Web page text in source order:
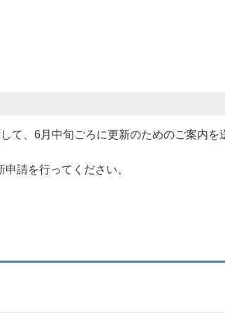
て、6月中旬ごろに更新のためのご案内を
請を行ってください。